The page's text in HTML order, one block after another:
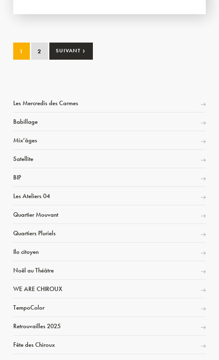
1 2 SUIVANT ›
Les Mercredis des Carmes
Babillage
Mix’âges
Satellite
BIP
Les Ateliers 04
Quartier Mouvant
Quartiers Pluriels
Ilo citoyen
Noël au Théâtre
WE ARE CHIROUX
TempoColor
Retrouvailles 2025
Fête des Chiroux